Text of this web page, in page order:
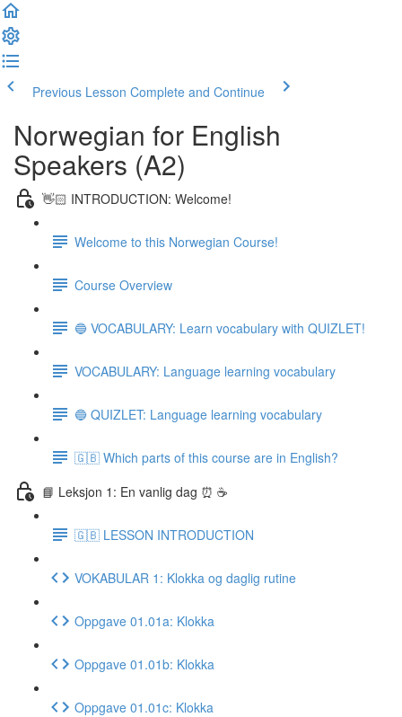
Previous Lesson Complete and Continue
Norwegian for English
Speakers (A2)
👋🏻 INTRODUCTION: Welcome!
Welcome to this Norwegian Course!
Course Overview
🔵 VOCABULARY: Learn vocabulary with QUIZLET!
VOCABULARY: Language learning vocabulary
🔵 QUIZLET: Language learning vocabulary
🇬🇧 Which parts of this course are in English?
📘 Leksjon 1: En vanlig dag ⏰ ☕️
🇬🇧 LESSON INTRODUCTION
VOKABULAR 1: Klokka og daglig rutine
Oppgave 01.01a: Klokka
Oppgave 01.01b: Klokka
Oppgave 01.01c: Klokka